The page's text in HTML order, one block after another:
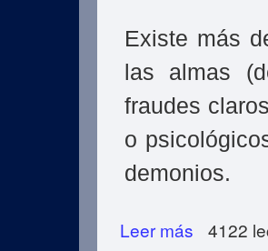
Existe más
las almas
fraudes
o
demonios.
Leer más sobre ¿Cómo
4122